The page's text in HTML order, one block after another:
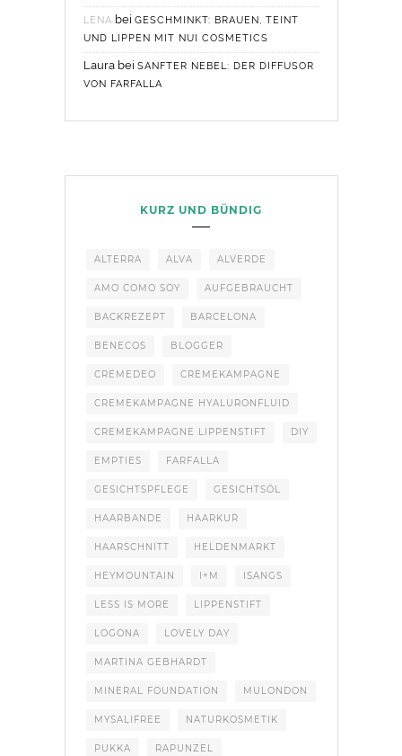
LENA bei GESCHMINKT: BRAUEN, TEINT
UND LIPPEN MIT NUI COSMETICS
Laurabei SANFTER NEBEL: DER DIFFUSOR
VON FARFALLA
KURZ UND BÜNDIG
ALTERRA ALVA ALVERDE
AMO COMO SOY AUFGEBRAUCHT
BACKREZEPT BARCELONA
BENECOS BLOGGER
CREMEDEO CREMEKAMPAGNE
CREMEKAMPAGNE HYALURONFLUID
CREMEKAMPAGNE LIPPENSTIFT DIY
EMPTIES FARFALLA
GESICHTSPFLEGE GESICHTSÖL
HAARBANDE HAARKUR
HAARSCHNITT HELDENMARKT
HEYMOUNTAIN I+M ISANGS
LESS IS MORE LIPPENSTIFT
LOGONA LOVELY DAY
MARTINA GEBHARDT
MINERAL FOUNDATION MULONDON
MYSALIFREE NATURKOSMETIK
PUKKA RAPUNZEL